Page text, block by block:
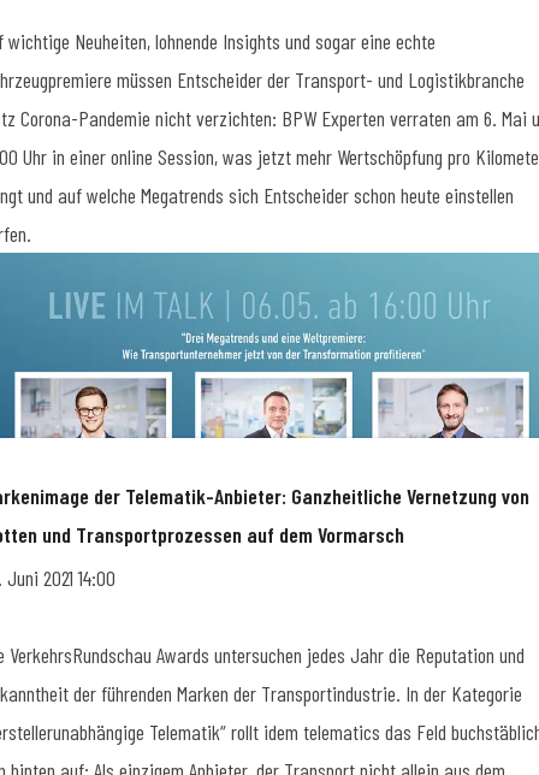
wichtige Neuheiten, lohnende Insights und sogar eine echte
müssen Entscheider der Transport- und Logistikbranche
Corona-Pandemie nicht verzichten: BPW Experten verraten am 6. Mai
Uhr in einer online Session, was jetzt mehr Wertschöpfung pro
und auf welche Megatrends sich Entscheider schon heute einstellen
der Telematik-Anbieter: Ganzheitliche Vernetzung von
und Transportprozessen auf dem Vormarsch
Juni 2021 14:00
VerkehrsRundschau Awards untersuchen jedes Jahr die Reputation und
der führenden Marken der Transportindustrie. In der Kategorie
Telematik“ rollt idem telematics das Feld